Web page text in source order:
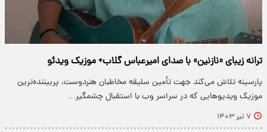
ترانه زیبای «نازنین» با صدای امیرعباس گلاب+ موزیک ویدئو
پارسینه تلاش می‌کند جهت تأمین سلیقه مخاطبان هنردوست، پربیننده‌ترین
موزیک ویدیو‌هایی که در سراسر وب با استقبال چشمگیر…
۷ تیر ۱۴۰۳